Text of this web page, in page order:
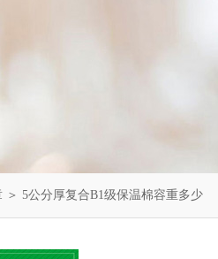
＞ 5公分厚复合B1级保温棉容重多少